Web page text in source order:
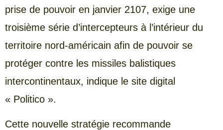
prise de pouvoir en janvier 2107, exige une
troisième série d’intercepteurs à l’intérieur du
territoire nord-américain afin de pouvoir se
protéger contre les missiles balistiques
intercontinentaux, indique le site digital
« Politico ».
Cette nouvelle stratégie recommande